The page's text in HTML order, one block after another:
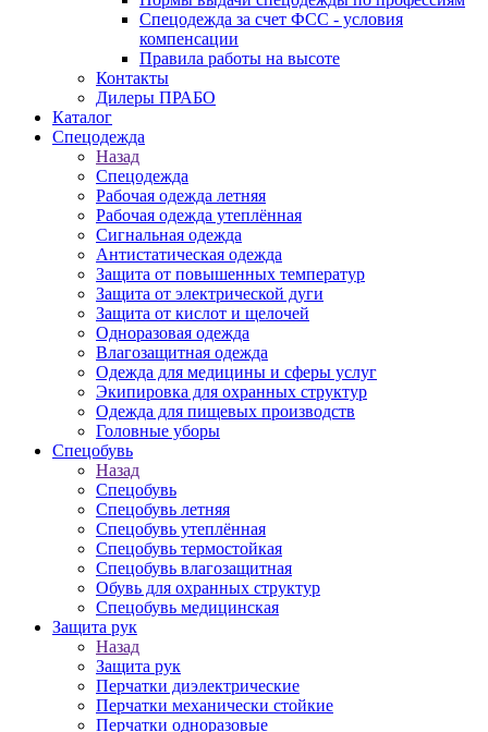
Спецодежда за счет ФСС - условия
компенсации
Правила работы на высоте
Контакты
Дилеры ПРАБО
Каталог
Спецодежда
Назад
Спецодежда
Рабочая одежда летняя
Рабочая одежда утеплённая
Сигнальная одежда
Антистатическая одежда
Защита от повышенных температур
Защита от электрической дуги
Защита от кислот и щелочей
Одноразовая одежда
Влагозащитная одежда
Одежда для медицины и сферы услуг
Экипировка для охранных структур
Одежда для пищевых производств
Головные уборы
Спецобувь
Назад
Спецобувь
Спецобувь летняя
Спецобувь утеплённая
Спецобувь термостойкая
Спецобувь влагозащитная
Обувь для охранных структур
Спецобувь медицинская
Защита рук
Назад
Защита рук
Перчатки диэлектрические
Перчатки механически стойкие
Перчатки одноразовые